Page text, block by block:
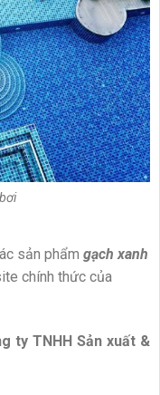
sản phẩm gạch xanh
chính thức của
ty TNHH Sản xuất &